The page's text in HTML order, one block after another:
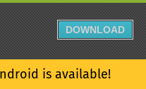
is available!
DOWNLOAD